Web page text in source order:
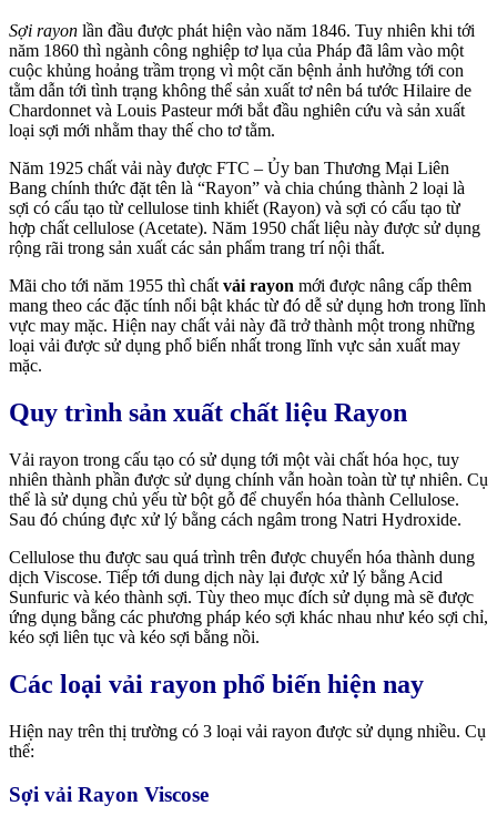
Sợi rayon lần đầu được phát hiện vào năm 1846. Tuy nhiên khi tới
năm 1860 thì ngành công nghiệp tơ lụa của Pháp đã lâm vào một
cuộc khủng hoảng trầm trọng vì một căn bệnh ảnh hưởng tới con
tằm dẫn tới tình trạng không thể sản xuất tơ nên bá tước Hilaire de
Chardonnet và Louis Pasteur mới bắt đầu nghiên cứu và sản xuất
loại sợi mới nhằm thay thế cho tơ tằm.
Năm 1925 chất vải này được FTC – Ủy ban Thương Mại Liên
Bang chính thức đặt tên là “Rayon” và chia chúng thành 2 loại là
sợi có cấu tạo từ cellulose tinh khiết (Rayon) và sợi có cấu tạo từ
hợp chất cellulose (Acetate). Năm 1950 chất liệu này được sử dụng
rộng rãi trong sản xuất các sản phẩm trang trí nội thất.
Mãi cho tới năm 1955 thì chấtvải rayon mới được nâng cấp thêm
mang theo các đặc tính nổi bật khác từ đó dễ sử dụng hơn trong lĩnh
vực may mặc. Hiện nay chất vải này đã trở thành một trong những
loại vải được sử dụng phổ biến nhất trong lĩnh vực sản xuất may
mặc.
Quy trình sản xuất chất liệu Rayon
Vải rayon trong cấu tạo có sử dụng tới một vài chất hóa học, tuy
nhiên thành phần được sử dụng chính vẫn hoàn toàn từ tự nhiên. Cụ
thể là sử dụng chủ yếu từ bột gỗ để chuyển hóa thành Cellulose.
Sau đó chúng đực xử lý bằng cách ngâm trong Natri Hydroxide.
Cellulose thu được sau quá trình trên được chuyển hóa thành dung
dịch Viscose. Tiếp tới dung dịch này lại được xử lý bằng Acid
Sunfuric và kéo thành sợi. Tùy theo mục đích sử dụng mà sẽ được
ứng dụng bằng các phương pháp kéo sợi khác nhau như kéo sợi chỉ,
kéo sợi liên tục và kéo sợi bằng nồi.
Các loại vải rayon phổ biến hiện nay
Hiện nay trên thị trường có 3 loại vải rayon được sử dụng nhiều. Cụ
thể:
Sợi vải Rayon Viscose